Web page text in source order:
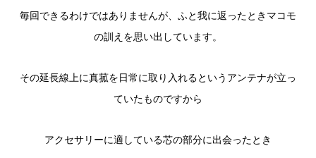
毎回できるわけではありませんが、ふと我に返ったときマコモ
の訓えを思い出しています。
その延長線上に真菰を日常に取り入れるというアンテナが立っ
ていたものですから
アクセサリーに適している芯の部分に出会ったとき